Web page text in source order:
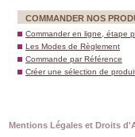
COMMANDER NOS
Commander en ligne, étape
Les Modes de Règlement
Commande par Référence
Créer une sélection de
Mentions Légales et Droits